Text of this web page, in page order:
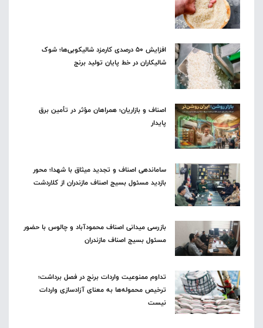
افزایش ۵۰ درصدی کارمزد شالیکوبی‌ها؛ شوک
شالیکاران در خط پایان تولید برنج
اصناف و بازاریان؛ همراهان مؤثر در تأمین برق
پایدار
ساماندهی اصناف و تجدید میثاق با شهدا؛ محور
بازدید مسئول بسیج اصناف مازندران از کلاردشت
بازرسی میدانی اصناف محمودآباد و چالوس با حضور
مسئول بسیج اصناف مازندران
تداوم ممنوعیت واردات برنج در فصل برداشت؛
ترخیص محموله‌ها به معنای آزادسازی واردات
نیست